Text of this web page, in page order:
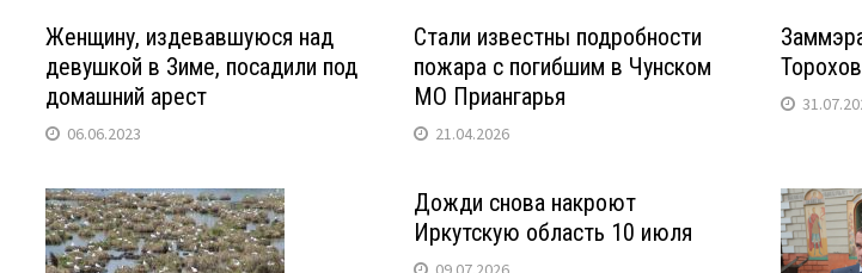
Женщину, издевавшуюся над
девушкой в Зиме, посадили под
домашний арест
06.06.2023
Стали известны подробности
пожара с погибшим в Чунском
МО Приангарья
21.04.2026
Дожди снова накроют
Иркутскую область 10 июля